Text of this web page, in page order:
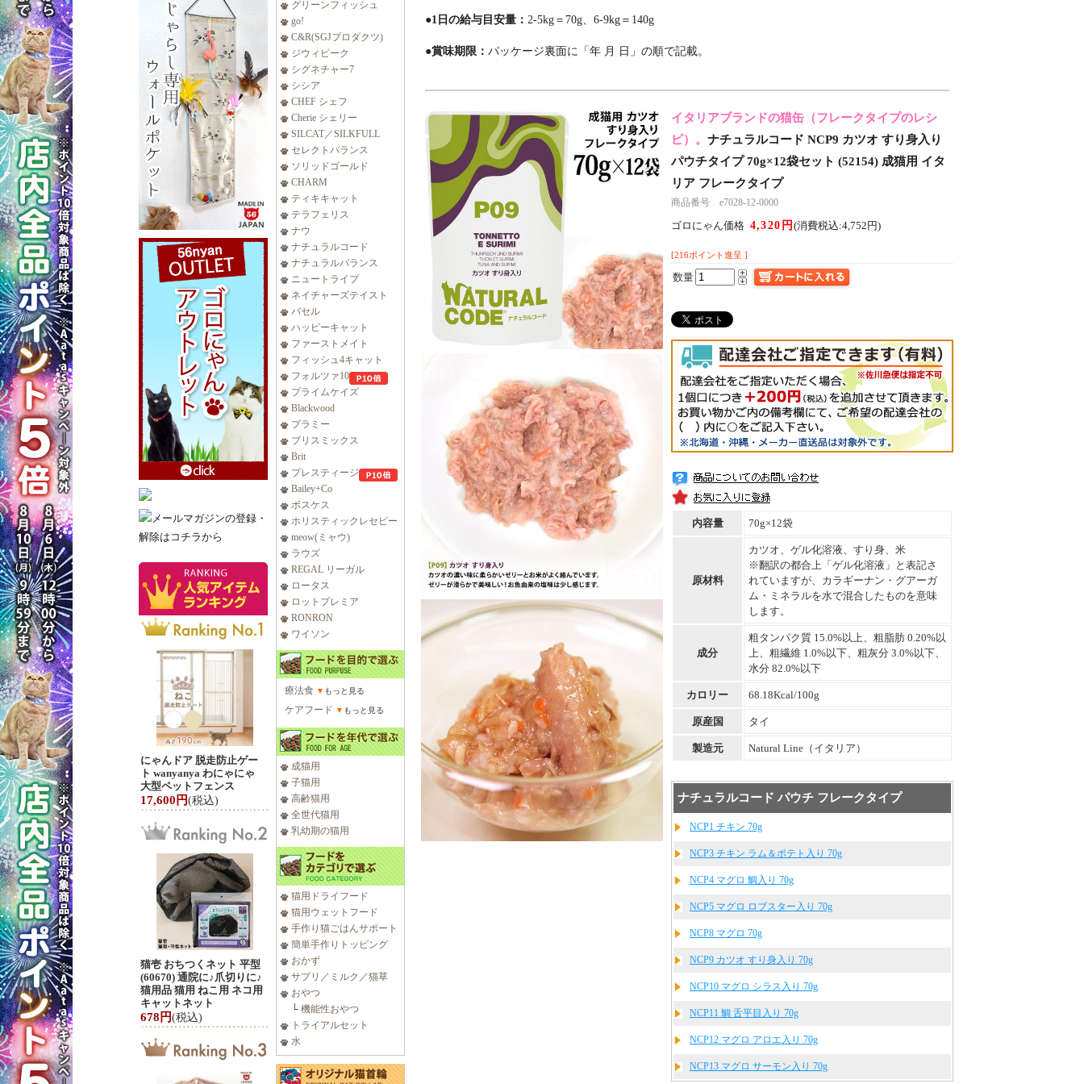
にゃんドア 脱走防止ゲー
ト wanyanya わにゃにゃ
大型ペットフェンス
17,600円(税込)
猫壱 おちつくネット 平型
(60670) 通院に♪爪切りに♪
猫用品 猫用 ねこ用 ネコ用
キャットネット
678円(税込)
グリーンフィッシュ
go!
C&R(SGJプロダクツ)
ジウィピーク
シグネチャー7
シシア
CHEF シェフ
Cherie シェリー
SILCAT／SILKFULL
セレクトバランス
ソリッドゴールド
CHARM
ティキキャット
テラフェリス
ナウ
ナチュラルコード
ナチュラルバランス
ニュートライプ
ネイチャーズテイスト
バセル
ハッピーキャット
ファーストメイト
フィッシュ4キャット
フォルツァ10
プライムケイズ
Blackwood
プラミー
ブリスミックス
Brit
プレスティージ
Bailey+Co
ボスケス
ホリスティックレセピー
meow(ミャウ)
ラウズ
REGAL リーガル
ロータス
ロットプレミア
RONRON
ワイソン
療法食 ▼ もっと見る
ケアフード ▼ もっと見る
成猫用
子猫用
高齢猫用
全世代猫用
乳幼期の猫用
猫用ドライフード
猫用ウェットフード
手作り猫ごはんサポート
簡単手作りトッピング
おかず
サプリ／ミルク／猫草
おやつ
└ 機能性おやつ
トライアルセット
水
●1日の給与目安量： 2-5kg＝70g、6-9kg＝140g
●賞味期限： パッケージ裏面に「年 月 日」の順で記載。
イタリアブランドの猫缶（フレークタイプのレシ
ピ）。 ナチュラルコード NCP9 カツオ すり身入り
パウチタイプ 70g×12袋セット (52154) 成猫用 イタ
リア フレークタイプ
商品番号 e7028-12-0000
ゴロにゃん価格 4,320円(消費税込:4,752円)
[216ポイント進呈 ]
数量
内容量 70g×12袋
原材料
カツオ、ゲル化溶液、すり身、米
※翻訳の都合上「ゲル化溶液」と表記さ
れていますが、カラギーナン・グアーガ
ム・ミネラルを水で混合したものを意味
します。
成分
粗タンパク質 15.0%以上、粗脂肪 0.20%以
上、粗繊維 1.0%以下、粗灰分 3.0%以下、
水分 82.0%以下
カロリー 68.18Kcal/100g
原産国 タイ
製造元 Natural Line（イタリア）
ナチュラルコード パウチ フレークタイプ
NCP1 チキン 70g
NCP3 チキン ラム＆ポテト入り 70g
NCP4 マグロ 鯛入り 70g
NCP5 マグロ ロブスター入り 70g
NCP8 マグロ 70g
NCP9 カツオ すり身入り 70g
NCP10 マグロ シラス入り 70g
NCP11 鯛 舌平目入り 70g
NCP12 マグロ アロエ入り 70g
NCP13 マグロ サーモン入り 70g